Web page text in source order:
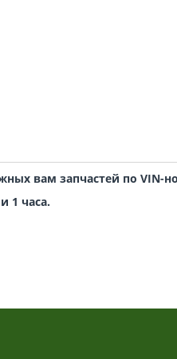
вам запчастей по VIN-
1 часа.